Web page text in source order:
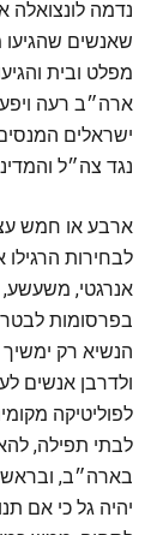
נדמה לונצואלה
שאנשים שהגיעו
מפלט ובית
ארה״ב רעה
ישראלים
נגד צה״ל
ארבע או חמש
לבחירות הרגילו
אנרגטי, משעשע,
בפרסומות
הנשיא רק
ולדרבן אנשים
לפוליטיקה
לבתי תפילה,
בארה״ב,
יהיה גל כי אם